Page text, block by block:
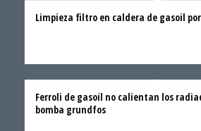
Limpieza filtro en caldera de gasoil
Ferroli de gasoil no calientan los
bomba grundfos